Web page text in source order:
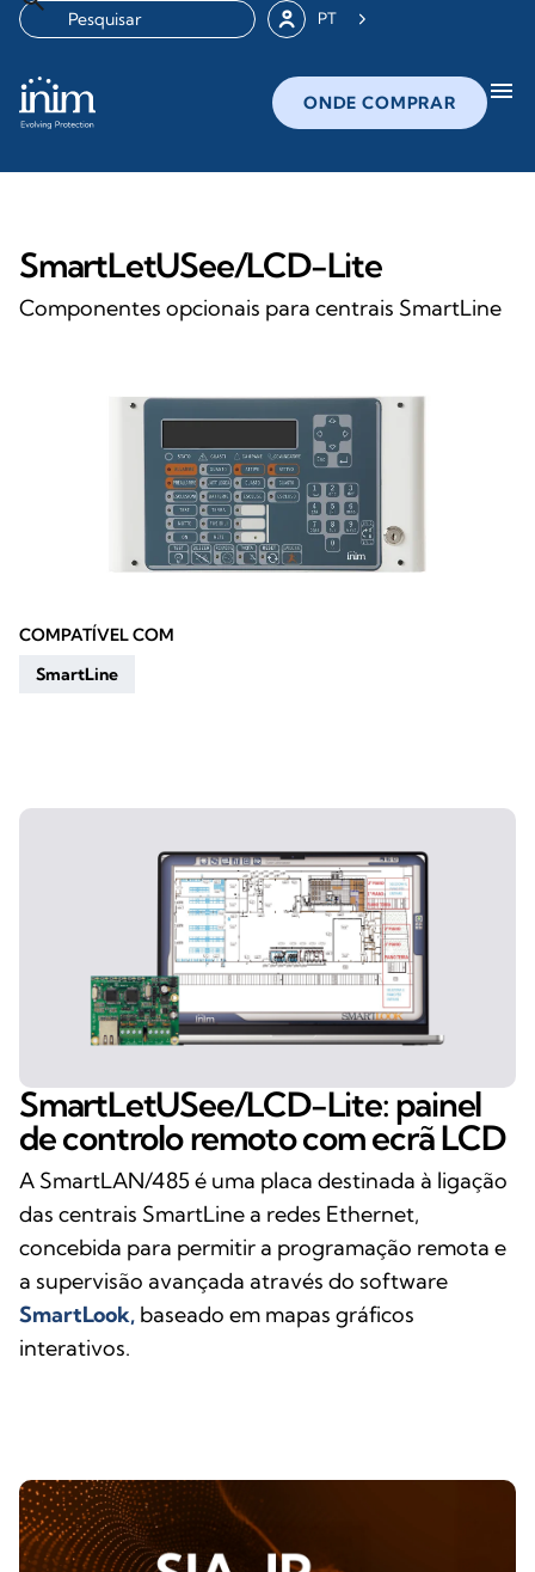
PT
ONDE COMPRAR menu
SmartLetUSee/LCD-Lite
Componentes opcionais para centrais SmartLine
COMPATÍVEL COM
SmartLine
SmartLetUSee/LCD-Lite: painel
de controlo remoto com ecrã LCD
A SmartLAN/485 é uma placa destinada à ligação
das centrais SmartLine a redes Ethernet,
concebida para permitir a programação remota e
a supervisão avançada através do software
SmartLook, baseado em mapas gráficos
interativos.